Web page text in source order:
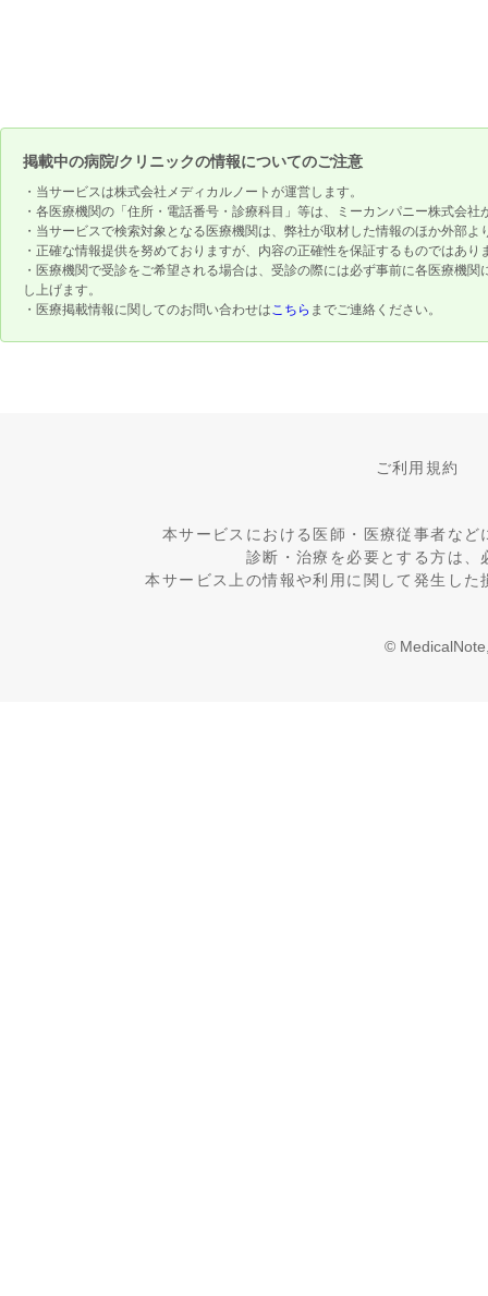
掲載中の病院/クリニックの情報についてのご注意
・当サービスは株式会社メディカルノートが運営します。
・各医療機関の「住所・電話番号・診療科目」等は、ミーカンパニー株式会
・当サービスで検索対象となる医療機関は、弊社が取材した情報のほか外部
・正確な情報提供を努めておりますが、内容の正確性を保証するものではあり
・医療機関で受診をご希望される場合は、受診の際には必ず事前に各医療機
し上げます。
・医療掲載情報に関してのお問い合わせはこちら までご連絡ください。
ご利用規約
本サービスにおける医師・医療従事者な
診断・治療を必要とする方は
本サービス上の情報や利用に関して発生し
©